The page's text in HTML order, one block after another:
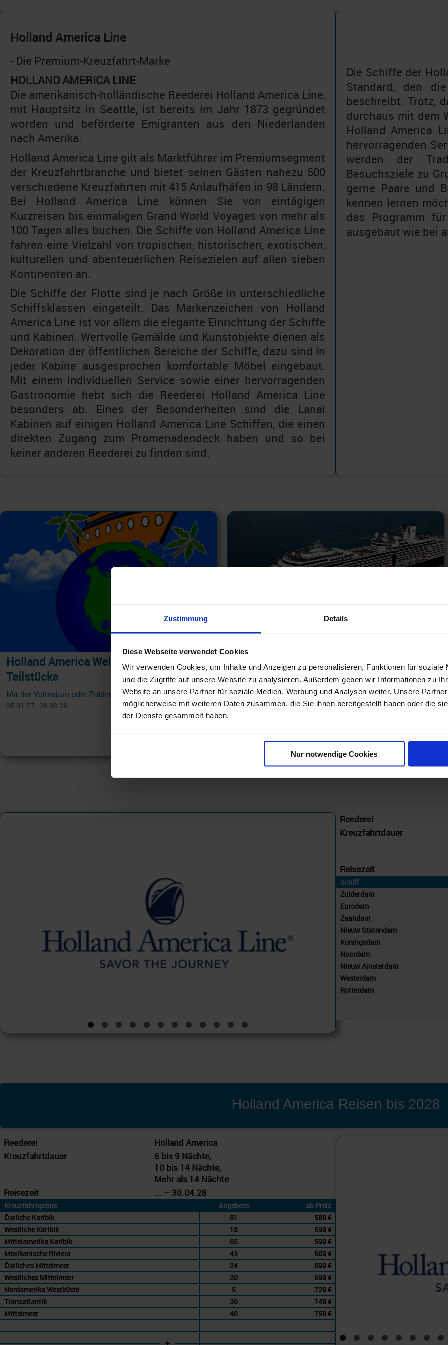
Zustimmung Details
Diese Webseite verwendet Cookies
Wir verwenden Cookies, um Inhalte und Anzeigen zu personalisieren, Funktionen für soziale
und die Zugriffe auf unsere Website zu analysieren. Außerdem geben wir Informationen zu
Website an unsere Partner für soziale Medien, Werbung und Analysen weiter. Unsere
möglicherweise mit weiteren Daten zusammen, die Sie ihnen bereitgestellt haben oder die
der Dienste gesammelt haben.
Nur notwendige Cookies
Holland America Line
- Die Premium-Kreuzfahrt-Marke
HOLLAND AMERICA LINE
Die amerikanisch-holländische Reederei Holland America Line,
mit Hauptsitz in Seattle, ist bereits im Jahr 1873 gegründet
worden und beförderte Emigranten aus den Niederlanden
nach Amerika.
Holland America Line gilt als Marktführer im Premiumsegment
der Kreuzfahrtbranche und bietet seinen Gästen nahezu 500
verschiedene Kreuzfahrten mit 415 Anlaufhäfen in 98 Ländern.
Bei Holland America Line können Sie von eintägigen
Kurzreisen bis einmaligen Grand World Voyages von mehr als
100 Tagen alles buchen. Die Schiffe von Holland America Line
fahren eine Vielzahl von tropischen, historischen, exotischen,
kulturellen und abenteuerlichen Reisezielen auf allen sieben
Kontinenten an.
Die Schiffe der Flotte sind je nach Größe in unterschiedliche
Schiffsklassen eingeteilt. Das Markenzeichen von Holland
America Line ist vor allem die elegante Einrichtung der Schiffe
und Kabinen. Wertvolle Gemälde und Kunstobjekte dienen als
Dekoration der öffentlichen Bereiche der Schiffe, dazu sind in
jeder Kabine ausgesprochen komfortable Möbel eingebaut.
Mit einem individuellen Service sowie einer hervorragenden
Gastronomie hebt sich die Reederei Holland America Line
besonders ab. Eines der Besonderheiten sind die Lanai
Kabinen auf einigen Holland America Line Schiffen, die einen
direkten Zugang zum Promenadendeck haben und so bei
keiner anderen Reederei zu finden sind.
Die Schiffe der
Standard, den
beschreibt. Trotz,
durchaus mit dem
Holland America
hervorragenden
werden der
Besuchsziele zu
gerne Paare und
kennen lernen
das Programm
ausgebaut wie bei
Holland America Weltreisen und
Teilstücke
Mit der Volendam oder Zuiderdam
05.01.27 - 28.03.28
Holland Amerika - Europaabfahrten
Östliches Mittelmeer 8 Tage ab Piräus, Athen an Civitavecchia - Rom
16.08.26 - 02.12.28
am 12.02.28
Reederei
Kreuzfahrtdauer
Reisezeit
Schiff
Zuiderdam
Eurodam
Zaandam
Nieuw Statendam
Koningsdam
Noordam
Nieuw Amsterdam
Westerdam
Rotterdam
Holland America Reisen bis 2028
Reederei
Holland America
Kreuzfahrtdauer
6 bis 9 Nächte,
10 bis 14 Nächte,
Mehr als 14 Nächte
Reisezeit
... – 30.04.28
Kreuzfahrtgebiet Angebote
ab Preis
Östliche Karibik
81
589 €
Westliche Karibik
18
599 €
Mittelamerika Karibik
65
599 €
Mexikanische Riviera
43
669 €
Östliches Mittelmeer
24
699 €
Westliches Mittelmeer
20
699 €
Nordamerika Westküste
5
729 €
Transatlantik
36
749 €
Mittelmeer
46 759 €